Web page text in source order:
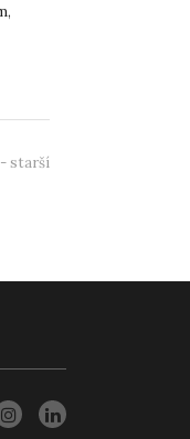
starší